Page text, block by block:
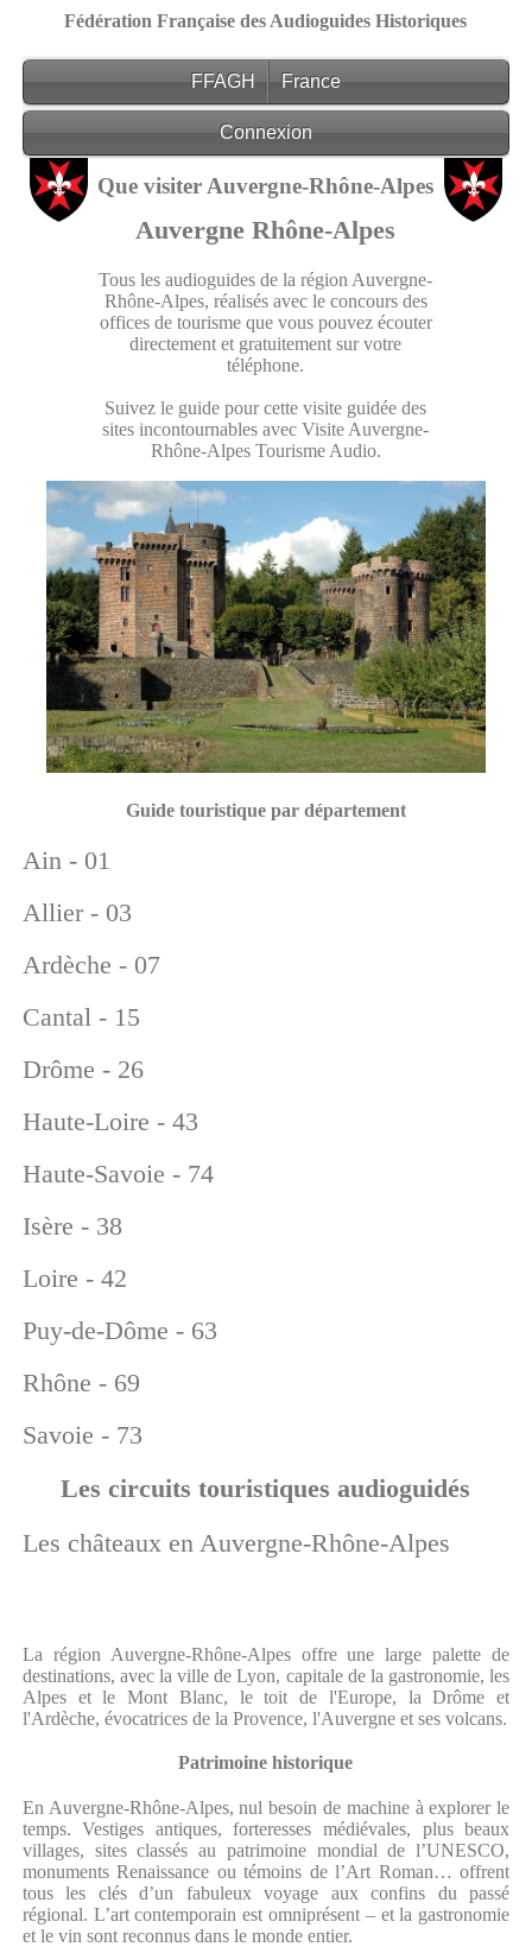
Fédération Française des Audioguides Historiques
FFAGH France
Connexion
Que visiter Auvergne-Rhône-Alpes
AuvergneRhône-Alpes
Tous les audioguides de la région Auvergne-
Rhône-Alpes, réalisés avec le concours des
offices de tourisme que vous pouvez écouter
directement et gratuitement sur votre
téléphone.
Suivez le guide pour cette visite guidée des
sites incontournables avec Visite Auvergne-
Rhône-Alpes Tourisme Audio.
Guide touristique par département
Ain - 01
Allier - 03
Ardèche - 07
Cantal - 15
Drôme - 26
Haute-Loire - 43
Haute-Savoie - 74
Isère - 38
Loire - 42
Puy-de-Dôme - 63
Rhône - 69
Savoie - 73
Les circuits touristiques audioguidés
Les châteaux en Auvergne-Rhône-Alpes
La région Auvergne-Rhône-Alpes offre une large palette de
destinations, avec la ville de Lyon, capitale de la gastronomie, les
Alpes et le Mont Blanc, le toit de l'Europe, la Drôme et
l'Ardèche, évocatrices de la Provence, l'Auvergne et ses volcans.
Patrimoine historique
En Auvergne-Rhône-Alpes, nul besoin de machine à explorer le
temps. Vestiges antiques, forteresses médiévales, plus beaux
villages, sites classés au patrimoine mondial de l’UNESCO,
monuments Renaissance ou témoins de l’Art Roman… offrent
tous les clés d’un fabuleux voyage aux confins du passé
régional. L’art contemporain est omniprésent – et la gastronomie
et le vin sont reconnus dans le monde entier.